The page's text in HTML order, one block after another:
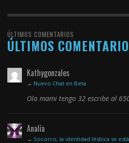
ÚLTIMOS COMENTARIOS
ÚLTIMOS
Kathygonzales
→ Nuevo Chat en Beta
Ola mami tengo 32 escribe al
Analía
→ Socorro, la identidad lésbica se